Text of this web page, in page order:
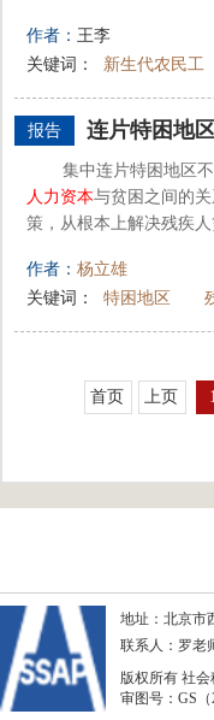
作者： 王李
关键词：
新生代农民工
报告 连片特困地
集中连片特困地区
人力资本与贫困之间的
策，从根本上解决残疾
作者： 杨立雄
关键词：
特困地区
首页 上页
地址：北京市
联系人：罗老
版权所有 社
审图号：GS（